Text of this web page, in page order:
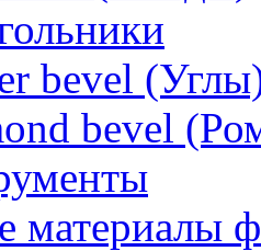
bevel
bevel
материалы